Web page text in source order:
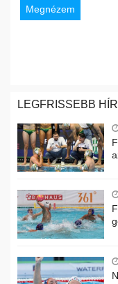
Megnézem
LEGFRISSEBB